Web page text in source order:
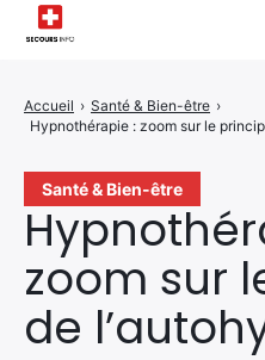
Santé & Bien-être
zoom sur
de
Accueil › Santé & Bien-être ›
Hypnothérapie : zoom sur le
Infos & Conseils
Actualités des Secours
Santé & Bien-être
A propos de Nous
Contactez-nous